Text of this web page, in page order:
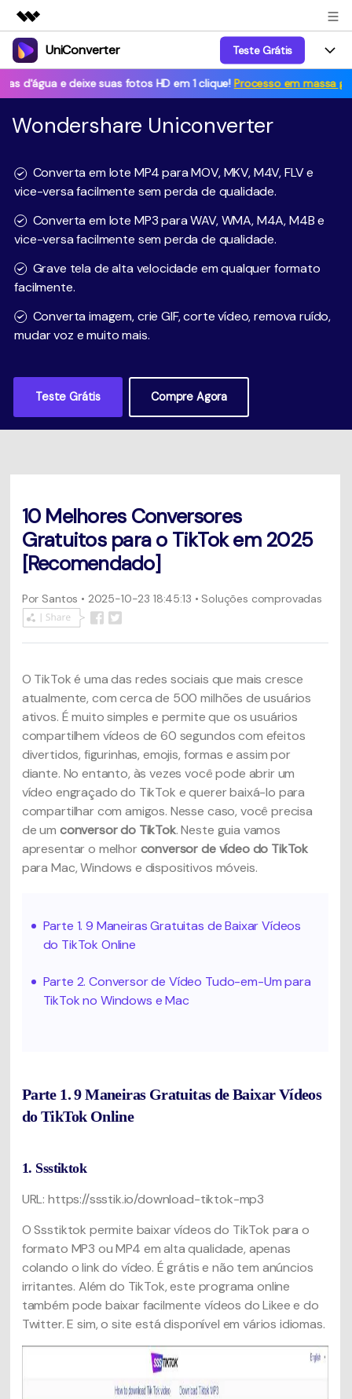
Produtos em destaque
Criatividade digital com IA generativa
Negócios
Visão geral
Sobre nós
Sala de imprensa
Suporte
UniConverter Teste Grátis
Productos
UniConverter-Conversor de Vídeo
UniConverter para Mac
AniSmall-Compressor de vídeo
AniSmall para Desktop
Características
Converter de voz em texto
Converta com precisão fala em
Aproveite recursos de conversão
Popular
IA Lab
Vídeo/Áudio
Ferramentas Online
Fãs de Esportes
Onde há esporte, há
Novo
Ofertas Educacionais
Popular
Usuários de Filmes
Usuários de Mac
MAIS SOLUÇÕES
Ajuda
Guia
passo a passo abaixo.
Vídeo Tutorial
Uma lista de todos os formatos, dispositivos e GPUs
suportados pelo UniConverter.
O que há de novo?
Atualize para a V17
COMPRE AGORA
Pesquisar
e deixe suas fotos HD em 1 clique!Processo em massa grátis.
Wondershare Uniconverter
Converta em lote MP4 para MOV, MKV, M4V, FLV e
vice-versa facilmente sem perda de qualidade.
Converta em lote MP3 para WAV, WMA, M4A, M4B e
vice-versa facilmente sem perda de qualidade.
Grave tela de alta velocidade em qualquer formato
facilmente.
Converta imagem, crie GIF, corte vídeo, remova ruído,
mudar voz e muito mais.
Teste Grátis Compre Agora
10 Melhores Conversores
Gratuitos para o TikTok em 2025
[Recomendado]
Por Santos • 2025-10-23 18:45:13 • Soluções comprovadas
O TikTok é uma das redes sociais que mais cresce
atualmente, com cerca de 500 milhões de usuários
ativos. É muito simples e permite que os usuários
compartilhem vídeos de 60 segundos com efeitos
divertidos, figurinhas, emojis, formas e assim por
diante. No entanto, às vezes você pode abrir um
vídeo engraçado do TikTok e querer baixá-lo para
compartilhar com amigos. Nesse caso, você precisa
de um conversor do TikTok. Neste guia vamos
apresentar o melhorconversor de vídeo do TikTok
para Mac, Windows e dispositivos móveis.
Parte 1. 9 Maneiras Gratuitas de Baixar Vídeos
do TikTok Online
Parte 2. Conversor de Vídeo Tudo-em-Um para
TikTok no Windows e Mac
Parte 1. 9 Maneiras Gratuitas de Baixar Vídeos
do TikTok Online
1. Ssstiktok
URL: https://ssstik.io/download-tiktok-mp3
O Ssstiktok permite baixar vídeos do TikTok para o
formato MP3 ou MP4 em alta qualidade, apenas
colando o link do vídeo. É grátis e não tem anúncios
irritantes. Além do TikTok, este programa online
também pode baixar facilmente vídeos do Likee e do
Twitter. E sim, o site está disponível em vários idiomas.